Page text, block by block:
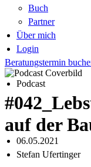
Buch
Partner
Über mich
Login
Beratungstermin
Podcast
auf der
06.05.2021
Stefan Ufertinger